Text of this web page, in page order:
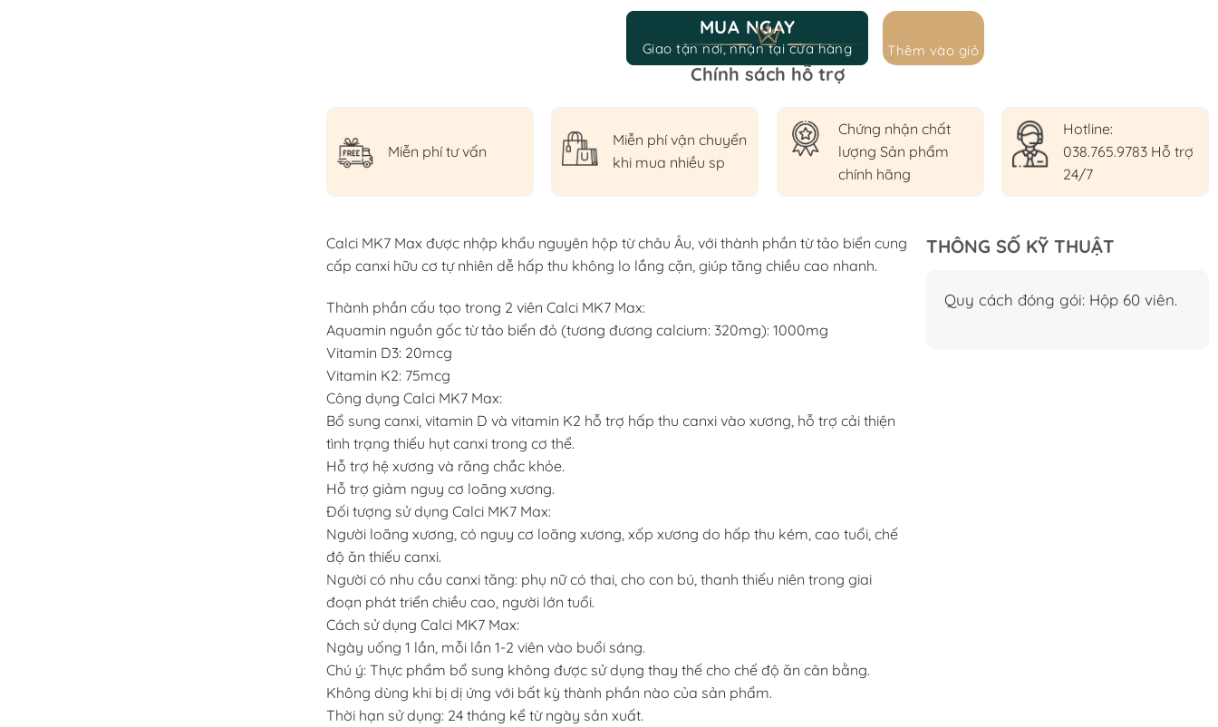
MUA NGAY
Giao tận nơi, nhận tại cửa hàng Thêm vào giỏ
Chính sách hỗ trợ
Miễn phí tư vấn
Miễn phí vận chuyển
khi mua nhiều sp
Chứng nhận chất
lượng Sản phẩm
chính hãng
Hotline:
038.765.9783 Hỗ trợ
24/7
Calci MK7 Max được nhập khẩu nguyên hộp từ châu Âu, với thành phần từ tảo biển cung
cấp canxi hữu cơ tự nhiên dễ hấp thu không lo lắng cặn, giúp tăng chiều cao nhanh.
Thành phần cấu tạo trong 2 viên Calci MK7 Max:
Aquamin nguồn gốc từ tảo biển đỏ (tương đương calcium: 320mg): 1000mg
Vitamin D3: 20mcg
Vitamin K2: 75mcg
Công dụng Calci MK7 Max:
Bổ sung canxi, vitamin D và vitamin K2 hỗ trợ hấp thu canxi vào xương, hỗ trợ cải thiện
tình trạng thiếu hụt canxi trong cơ thể.
Hỗ trợ hệ xương và răng chắc khỏe.
Hỗ trợ giảm nguy cơ loãng xương.
Đối tượng sử dụng Calci MK7 Max:
Người loãng xương, có nguy cơ loãng xương, xốp xương do hấp thu kém, cao tuổi, chế
độ ăn thiếu canxi.
Người có nhu cầu canxi tăng: phụ nữ có thai, cho con bú, thanh thiếu niên trong giai
đoạn phát triển chiều cao, người lớn tuổi.
Cách sử dụng Calci MK7 Max:
Ngày uống 1 lần, mỗi lần 1-2 viên vào buổi sáng.
Chú ý: Thực phẩm bổ sung không được sử dụng thay thế cho chế độ ăn cân bằng.
Không dùng khi bị dị ứng với bất kỳ thành phần nào của sản phẩm.
Thời hạn sử dụng: 24 tháng kể từ ngày sản xuất.
THÔNG SỐ KỸ THUẬT
Quy cách đóng gói: Hộp 60 viên.